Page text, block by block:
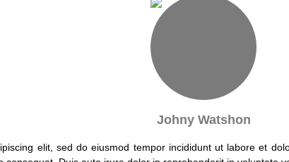
Johny Watshon
elit, sed do eiusmod tempor incididunt ut labore et